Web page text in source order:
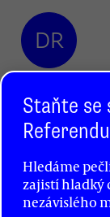
DR
České
Jakub
Naší osobností
Staňte se
Hledáme
zajistí hladký
nezávislého